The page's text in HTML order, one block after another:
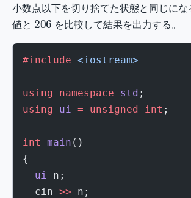
小数点以下を切り捨てた状態と同じに
値と
206
を比較して結果を出力する。
#include <iostream>
using namespace std ;
using ui = unsigned int ;
int main ()
{
  ui
n;
  cin
>> n;